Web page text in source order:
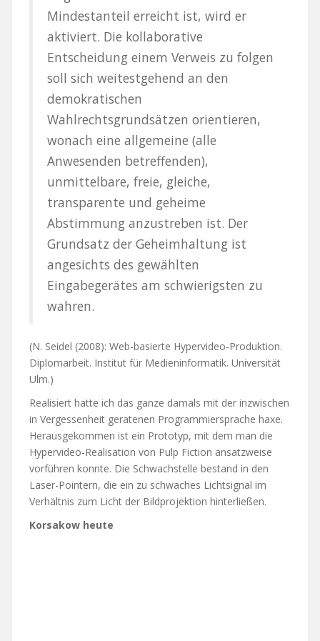
Mindestanteil erreicht ist, wird er
aktiviert. Die kollaborative
Entscheidung einem Verweis zu folgen
soll sich weitestgehend an den
demokratischen
Wahlrechtsgrundsätzen orientieren,
wonach eine allgemeine (alle
Anwesenden betreffenden),
unmittelbare, freie, gleiche,
transparente und geheime
Abstimmung anzustreben ist. Der
Grundsatz der Geheimhaltung ist
angesichts des gewählten
Eingabegerätes am schwierigsten zu
wahren.
(N. Seidel (2008): Web-basierte Hypervideo-Produktion.
Diplomarbeit. Institut für Medieninformatik. Universität
Ulm.)
Realisiert hatte ich das ganze damals mit der inzwischen
in Vergessenheit geratenen Programmiersprache haxe.
Herausgekommen ist ein Prototyp, mit dem man die
Hypervideo-Realisation von Pulp Fiction ansatzweise
vorführen konnte. Die Schwachstelle bestand in den
Laser-Pointern, die ein zu schwaches Lichtsignal im
Verhältnis zum Licht der Bildprojektion hinterließen.
Korsakow heute